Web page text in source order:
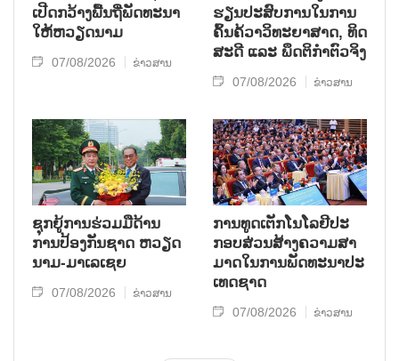
ເປີດກວ້າງ​ພື້ນ​ຖີ່​ພັດ​ທະ​ນາ​
ໃຫ້​ຫວຽດ​ນາມ
07/08/2026 ຂ່າວສານ
ຮຽນ​ປະ​ສົບ​ການ​ໃນ​ການ​
ຄົ້ນ​ຄ້​ວາ​ວິ​ທະ​ຍາ​ສາດ, ທິດ​
ສະ​ດີ ແລະ ພຶດ​ຕິ​ກຳຕົວ​ຈິງ
07/08/2026 ຂ່າວສານ
ຊຸກ​ຍູ້​ການ​ຮ່ວມ​ມື​ດ້ານ​
ການ​ປ້ອງ​ກັນ​ຊາດ ຫວຽດ​
ນາມ-ມາ​ເລ​ເຊຍ
07/08/2026 ຂ່າວສານ
ການ​ທູດ​ເຕັກ​ໂນ​ໂລ​ຢີ​ປະ​
ກອບ​ສ່ວນ​ສ້າງ​ຄວາມ​ສາ​
ມາດ​ໃນ​ການ​ພັດ​ທະ​ນາ​ປະ​
ເທດ​ຊາດ
07/08/2026 ຂ່າວສານ